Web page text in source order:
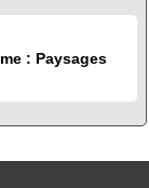
: Paysages